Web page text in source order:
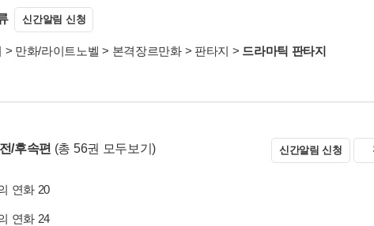
신간알림 신청
> 만화/라이트노벨 > 본격장르만화> 판타지 > 드라마틱 판타지
/후속편 (총 56권 모두보기) 신간알림 신청
연화 20
연화 24